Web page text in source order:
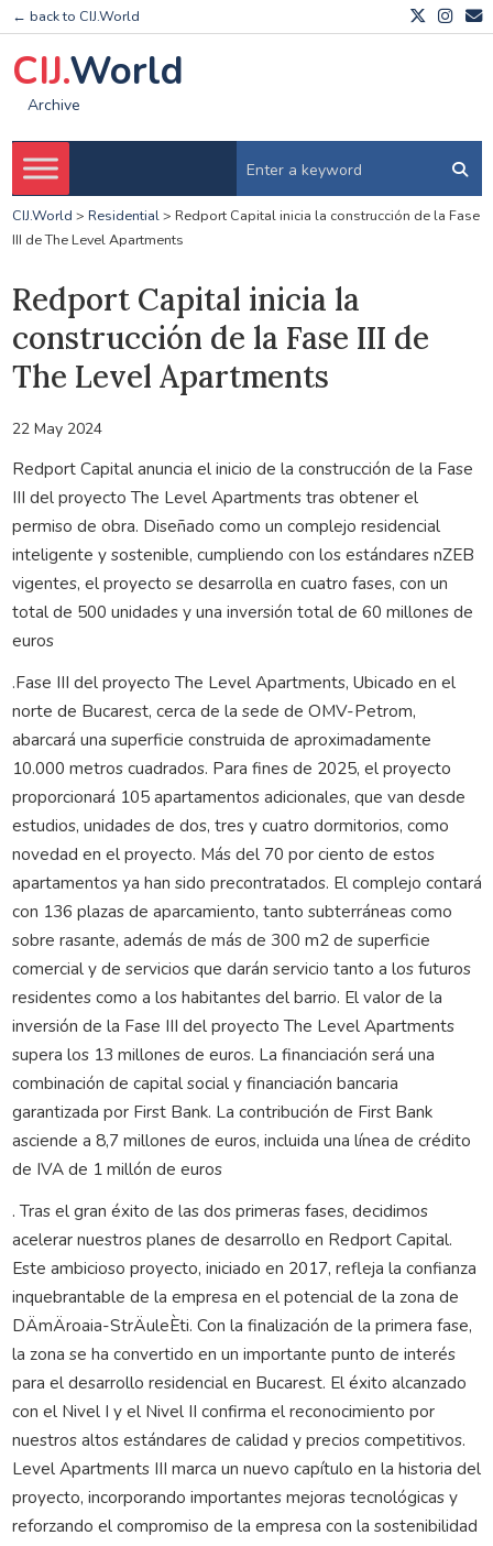
← back to CIJ.World
CIJ.World
Archive
CIJ.World > Residential> Redport Capital inicia la construcción de la Fase
III de The Level Apartments
Redport Capital inicia la
construcción de la Fase III de
The Level Apartments
22 May 2024
Redport Capital anuncia el inicio de la construcción de la Fase
III del proyecto The Level Apartments tras obtener el
permiso de obra. Diseñado como un complejo residencial
inteligente y sostenible, cumpliendo con los estándares nZEB
vigentes, el proyecto se desarrolla en cuatro fases, con un
total de 500 unidades y una inversión total de 60 millones de
euros
.Fase III del proyecto The Level Apartments, Ubicado en el
norte de Bucarest, cerca de la sede de OMV-Petrom,
abarcará una superficie construida de aproximadamente
10.000 metros cuadrados. Para fines de 2025, el proyecto
proporcionará 105 apartamentos adicionales, que van desde
estudios, unidades de dos, tres y cuatro dormitorios, como
novedad en el proyecto. Más del 70 por ciento de estos
apartamentos ya han sido precontratados. El complejo contará
con 136 plazas de aparcamiento, tanto subterráneas como
sobre rasante, además de más de 300 m2 de superficie
comercial y de servicios que darán servicio tanto a los futuros
residentes como a los habitantes del barrio. El valor de la
inversión de la Fase III del proyecto The Level Apartments
supera los 13 millones de euros. La financiación será una
combinación de capital social y financiación bancaria
garantizada por First Bank. La contribución de First Bank
asciende a 8,7 millones de euros, incluida una línea de crédito
de IVA de 1 millón de euros
. Tras el gran éxito de las dos primeras fases, decidimos
acelerar nuestros planes de desarrollo en Redport Capital.
Este ambicioso proyecto, iniciado en 2017, refleja la confianza
inquebrantable de la empresa en el potencial de la zona de
DÄmÄroaia-StrÄuleÈti. Con la finalización de la primera fase,
la zona se ha convertido en un importante punto de interés
para el desarrollo residencial en Bucarest. El éxito alcanzado
con el Nivel I y el Nivel II confirma el reconocimiento por
nuestros altos estándares de calidad y precios competitivos.
Level Apartments III marca un nuevo capítulo en la historia del
proyecto, incorporando importantes mejoras tecnológicas y
reforzando el compromiso de la empresa con la sostenibilidad